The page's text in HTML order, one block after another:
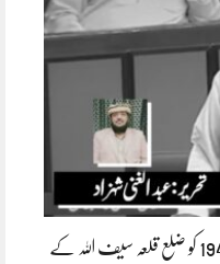
حضرت مولانا قاضی عصمت اللہ صاحب 1944 کو ضلع قلعہ سیف اللہ کے